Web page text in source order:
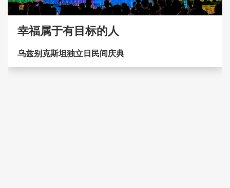
幸福属于有目标的人
乌兹别克斯坦独立日民间庆典